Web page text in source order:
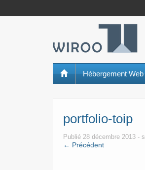
Hébergement Web
portfolio-toip
Publié 28 décembre 2013 -
← Précédent